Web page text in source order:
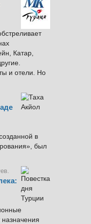
Катар,
и отели. Но
в
был